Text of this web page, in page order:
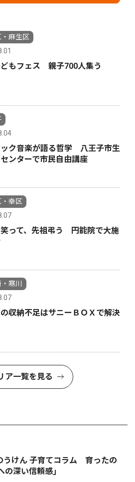
・麻生区
もフェス 親子700人集う
ク音楽が語る哲学 八王子市生
ンターで市民自由講座
・幸区
って、先祖弔う 円能院で大施
寒川
収納不足はサニーＢＯＸで解決
ア一覧を見る
うけん 子育てコラム 育ったの
の深い信頼感｣